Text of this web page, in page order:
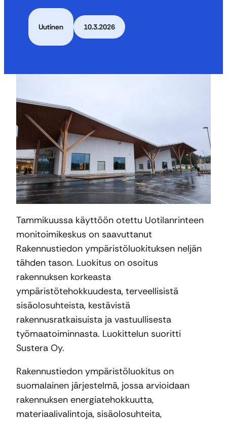
Uutinen 10.3.2026
Tammikuussa käyttöön otettu Uotilanrinteen
monitoimikeskus on saavuttanut
Rakennustiedon ympäristöluokituksen neljän
tähden tason. Luokitus on osoitus
rakennuksen korkeasta
ympäristötehokkuudesta, terveellisistä
sisäolosuhteista, kestävistä
rakennusratkaisuista ja vastuullisesta
työmaatoiminnasta. Luokittelun suoritti
Sustera Oy.
Rakennustiedon ympäristöluokitus on
suomalainen järjestelmä, jossa arvioidaan
rakennuksen energiatehokkuutta,
materiaalivalintoja, sisäolosuhteita,